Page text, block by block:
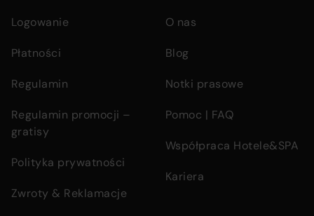
Logowanie
Płatności
Regulamin
Regulamin promocji –
gratisy
Polityka prywatności
Zwroty & Reklamacje
O nas
Blog
Notki prasowe
Pomoc | FAQ
Współpraca Hotele&SPA
Kariera